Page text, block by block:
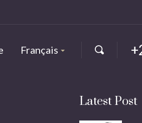
Français
Latest Post